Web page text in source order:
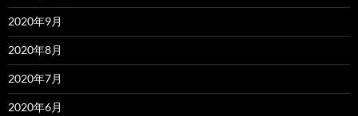
2020年9月
2020年8月
2020年7月
2020年6月